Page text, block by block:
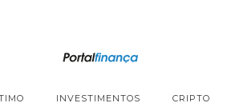
INVESTIMENTOS CRIPTO